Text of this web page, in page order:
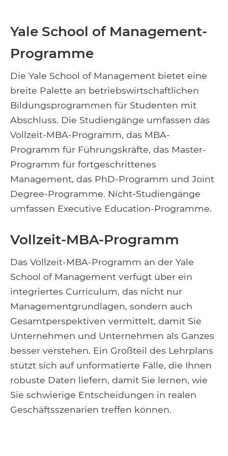
Yale School of Management-
Programme
Die Yale School of Management bietet eine
breite Palette an betriebswirtschaftlichen
Bildungsprogrammen für Studenten mit
Abschluss. Die Studiengänge umfassen das
Vollzeit-MBA-Programm, das MBA-
Programm für Führungskräfte, das Master-
Programm für fortgeschrittenes
Management, das PhD-Programm und Joint
Degree-Programme. Nicht-Studiengänge
umfassen Executive Education-Programme.
Vollzeit-MBA-Programm
Das Vollzeit-MBA-Programm an der Yale
School of Management verfügt über ein
integriertes Curriculum, das nicht nur
Managementgrundlagen, sondern auch
Gesamtperspektiven vermittelt, damit Sie
Unternehmen und Unternehmen als Ganzes
besser verstehen. Ein Großteil des Lehrplans
stützt sich auf unformatierte Fälle, die Ihnen
robuste Daten liefern, damit Sie lernen, wie
Sie schwierige Entscheidungen in realen
Geschäftsszenarien treffen können.